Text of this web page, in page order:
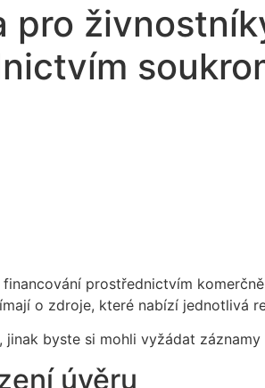
pro
prostřednictvím
o zdroje, které nabízí jednotlivá
byste si mohli vyžádat
úvěru